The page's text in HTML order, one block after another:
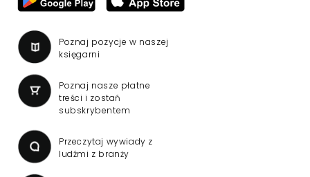
Poznaj pozycje w naszej
księgarni
Poznaj nasze płatne
treści i zostań
subskrybentem
Przeczytaj wywiady z
ludźmi z branży